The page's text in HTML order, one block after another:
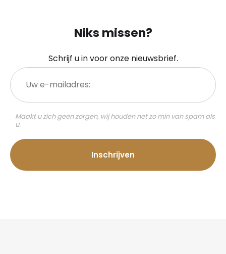
Niks missen?
Schrijf u in voor onze nieuwsbrief.
Uw
e-
mailadres:
Maakt u zich geen zorgen, wij houden net zo min van spam als
u.